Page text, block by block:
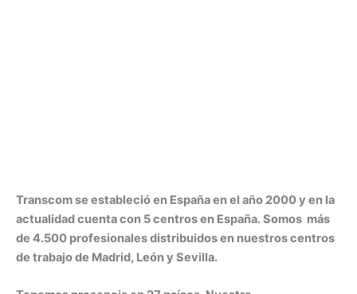
Transcom se estableció en España en el año 2000 y en la
actualidad cuenta con 5 centros en España. Somos más
de 4.500 profesionales distribuidos en nuestros centros
de trabajo de Madrid, León y Sevilla.